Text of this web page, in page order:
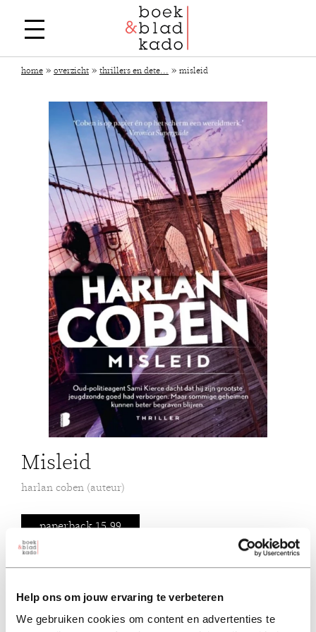
Help ons om jouw ervaring te verbeteren
We gebruiken cookies om content en advertenties te
home » overzicht » thrillers en dete... » misleid
Misleid
harlan coben (auteur)
paperback 15,99
15,99
in winkelmand